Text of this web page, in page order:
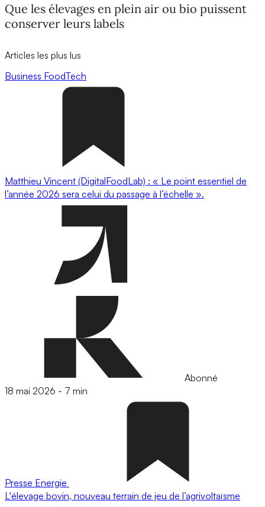
Que les élevages en plein air ou bio puissent
conserver leurs labels
Articles les plus lus
Business FoodTech
Matthieu Vincent (DigitalFoodLab) : « Le point essentiel de
l’année 2026 sera celui du passage à l’échelle ».
Abonné
18 mai 2026 - 7 min
Presse Energie
L'élevage bovin, nouveau terrain de jeu de l’agrivoltaïsme